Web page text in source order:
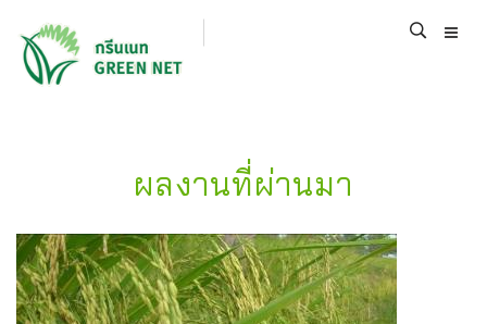
ผลงานที่ผ่านมา